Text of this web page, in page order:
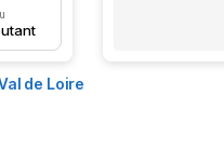
de Loire